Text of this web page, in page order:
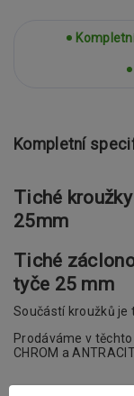
Kompletní
Tiché
25mm
Tiché
tyče 25 mm
Součástí kroužků je
Prodáváme v
CHROM a